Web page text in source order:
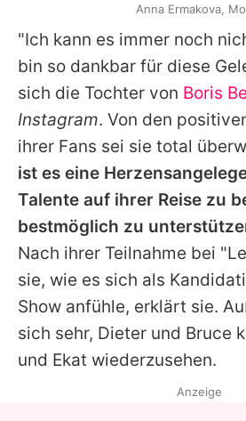
"Ich kann es immer noch
bin so dankbar für diese
sich die Tochter von Boris
Instagram. Von den
ihrer Fans sei sie total
ist es eine
Talente auf ihrer Reise zu
bestmöglich zu
Nach ihrer Teilnahme bei
sie, wie es sich als
Show anfühle, erklärt sie.
sich sehr, Dieter und Bruce
und Ekat wiederzusehen.
Anna Ermakova,
Anzeige